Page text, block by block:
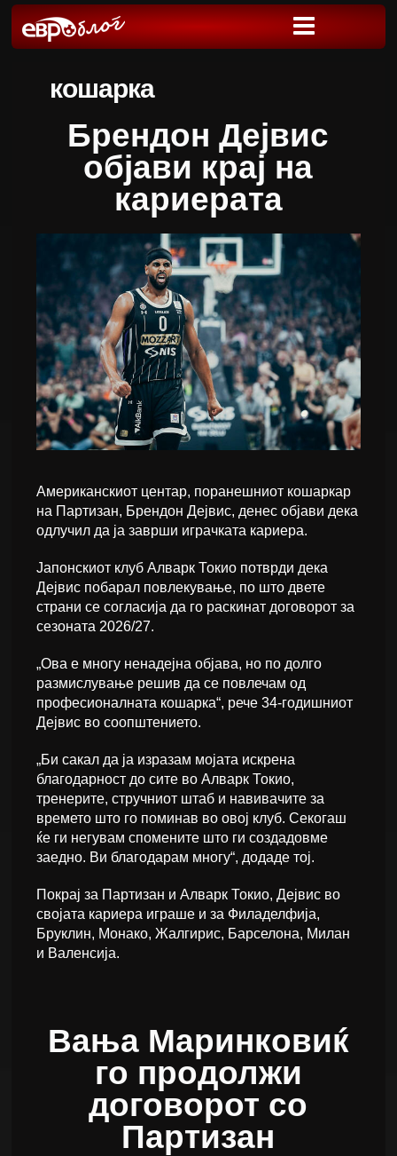
кошарка
Брендон Дејвис
објави крај на
кариерата
Американскиот центар, поранешниот кошаркар
на Партизан, Брендон Дејвис, денес објави дека
одлучил да ја заврши играчката кариера.
Јапонскиот клуб Алварк Токио потврди дека
Дејвис побарал повлекување, по што двете
страни се согласија да го раскинат договорот за
сезоната 2026/27.
„Ова е многу ненадејна објава, но по долго
размислување решив да се повлечам од
професионалната кошарка“, рече 34-годишниот
Дејвис во соопштението.
„Би сакал да ја изразам мојата искрена
благодарност до сите во Алварк Токио,
тренерите, стручниот штаб и навивачите за
времето што го поминав во овој клуб. Секогаш
ќе ги негувам спомените што ги создадовме
заедно. Ви благодарам многу“, додаде тој.
Покрај за Партизан и Алварк Токио, Дејвис во
својата кариера играше и за Филаделфија,
Бруклин, Монако, Жалгирис, Барселона, Милан
и Валенсија.
Вања Маринковиќ
го продолжи
договорот со
Партизан